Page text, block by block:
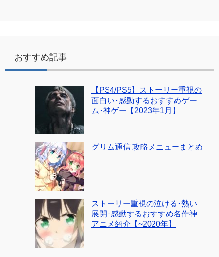
おすすめ記事
【PS4/PS5】ストーリー重視の
面白い･感動するおすすめゲー
ム･神ゲー【2023年1月】
グリム通信 攻略メニューまとめ
ストーリー重視の泣ける･熱い
展開･感動するおすすめ名作神
アニメ紹介【~2020年】